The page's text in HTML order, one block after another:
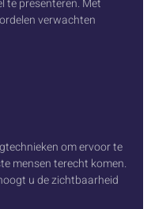
te presenteren. Met
verwachten
om ervoor te
mensen terecht komen.
u de zichtbaarheid